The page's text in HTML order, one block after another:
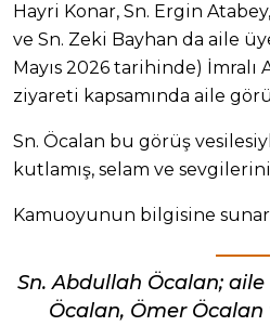
Hayri Konar, Sn. Ergin
ve Sn. Zeki Bayhan da aile
Mayıs 2026 tarihinde) İmralı
ziyareti kapsamında aile
Sn. Öcalan bu görüş
kutlamış, selam ve
Kamuoyunun bilgisine
Sn. Abdullah Öcalan;
Öcalan, Ömer